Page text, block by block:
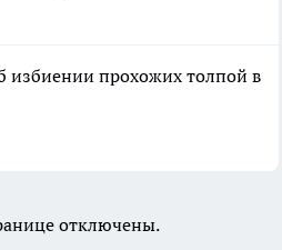
избиении прохожих толпой в
отключены.